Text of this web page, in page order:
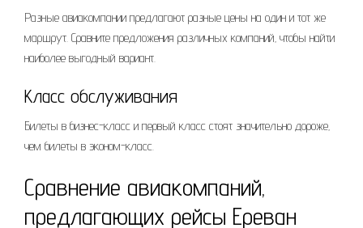
Разные авиакомпании предлагают разные цены на один и тот же
маршрут. Сравните предложения различных компаний‚ чтобы найти
наиболее выгодный вариант.
Класс обслуживания
Билеты в бизнес-класс и первый класс стоят значительно дороже‚
чем билеты в эконом-класс.
Сравнение авиакомпаний‚
предлагающих рейсы Ереван